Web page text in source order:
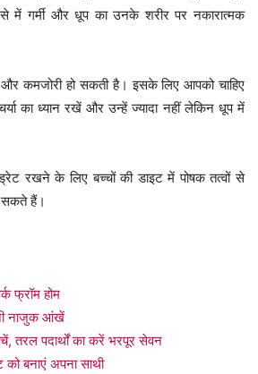
गर्मी और धूप का उनके शरीर पर नकारात्मक
कमजोरी हो सकती है। इसके लिए आपको चाहिए
का ध्यान रखें और उन्हें ज्यादा नहीं लेकिन धूप में
रखने के लिए बच्चों की डाइट में पोषक तत्वों से
सकते हैं।
फ्रॉम होम
नाजुक आंखें
तरल पदार्थों का करें भरपूर सेवन
को बनाएं अपना साथी